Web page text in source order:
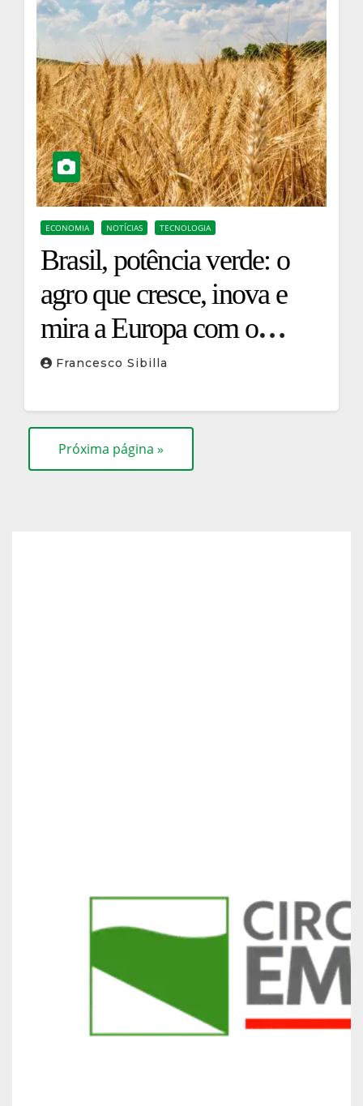
ECONOMIA NOTÍCIAS TECNOLOGIA
Brasil, potência verde: o
agro que cresce, inova e
mira a Europa com o
Mercosul
Francesco Sibilla
Próxima página »